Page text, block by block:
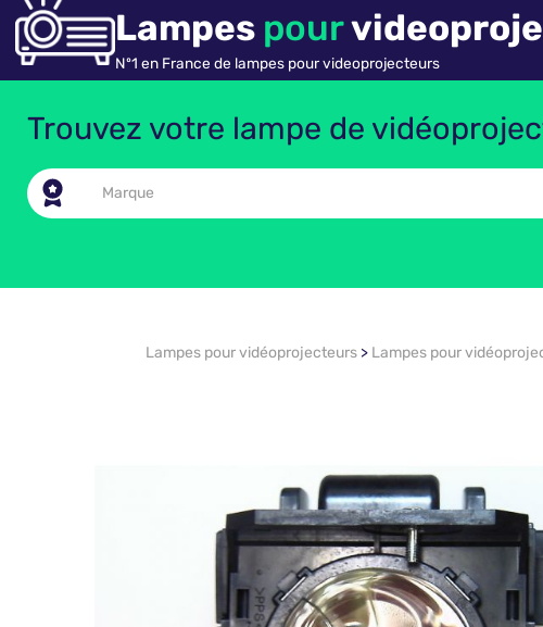
Lampes pour
Nº1 en France de lampes pour videoprojecteurs
Trouvez votre lampe de
Lampes pour vidéoprojecteurs > Lampes pour